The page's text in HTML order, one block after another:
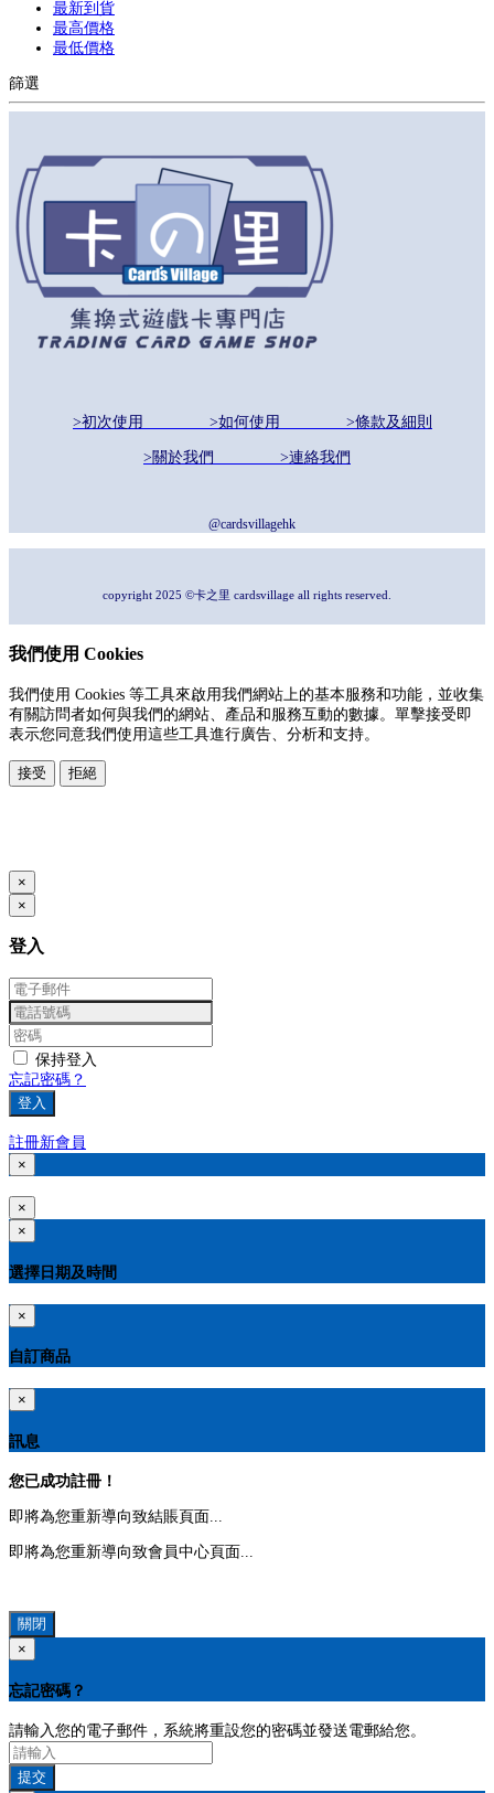
最新到貨
最高價格
最低價格
篩選
>初次使用 >如何使用 >條款及細則
>關於我們 >連絡我們
@cardsvillagehk
copyright 2025 ©卡之里 cardsvillage all rights reserved.
我們使用 Cookies
我們使用 Cookies 等工具來啟用我們網站上的基本服務和功能，並收集
有關訪問者如何與我們的網站、產品和服務互動的數據。單擊接受即
表示您同意我們使用這些工具進行廣告、分析和支持。
接受 拒絕
×
×
登入
保持登入
忘記密碼？
登入
註冊新會員
×
×
×
選擇日期及時間
×
自訂商品
×
訊息
您已成功註冊！
即將為您重新導向致結賬頁面...
即將為您重新導向致會員中心頁面...
關閉
×
忘記密碼？
請輸入您的電子郵件，系統將重設您的密碼並發送電郵給您。
提交